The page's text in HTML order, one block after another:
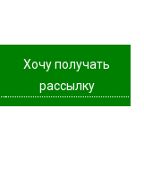
Хочу получать
рассылку